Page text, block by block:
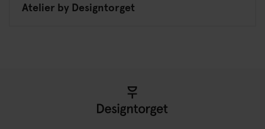
Atelier by Designtorget